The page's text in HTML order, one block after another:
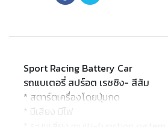
Sport Racing Battery Car
รถแบเตอรี่ สปร์อต เรซซิง- สีส้ม
* สตาร์ตเครื่องโดยปุ่มกด
* มีเสียง มีไฟ